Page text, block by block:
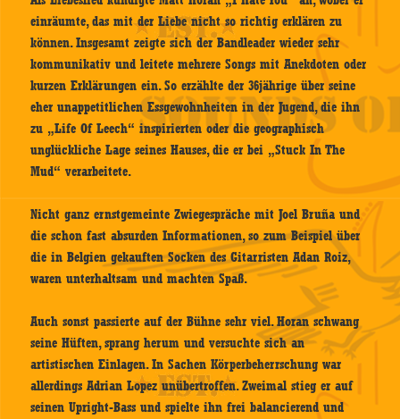
einräumte, das mit der Liebe nicht so richtig erklären zu
können. Insgesamt zeigte sich der Bandleader wieder sehr
kommunikativ und leitete mehrere Songs mit Anekdoten oder
kurzen Erklärungen ein. So erzählte der 36jährige über seine
eher unappetitlichen Essgewohnheiten in der Jugend, die ihn
zu „Life Of Leech“ inspirierten oder die geographisch
unglückliche Lage seines Hauses, die er bei „Stuck In The
Mud“ verarbeitete.
Nicht ganz ernstgemeinte Zwiegespräche mit Joel Bruña und
die schon fast absurden Informationen, so zum Beispiel über
die in Belgien gekauften Socken des Gitarristen Adan Roiz,
waren unterhaltsam und machten Spaß.
Auch sonst passierte auf der Bühne sehr viel. Horan schwang
seine Hüften, sprang herum und versuchte sich an
artistischen Einlagen. In Sachen Körperbeherrschung war
allerdings Adrian Lopez unübertroffen. Zweimal stieg er auf
seinen Upright-Bass und spielte ihn frei balancierend und